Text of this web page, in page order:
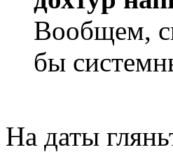
Вообщем,
бы
На даты